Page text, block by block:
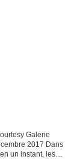
Galerie
2017 Dans
un instant, les